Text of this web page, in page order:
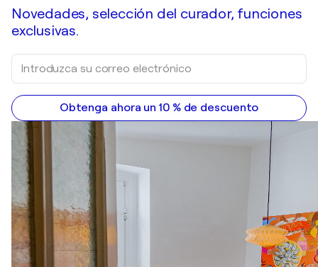
Novedades, selección del curador, funciones
exclusivas.
Obtenga ahora un 10 % de descuento